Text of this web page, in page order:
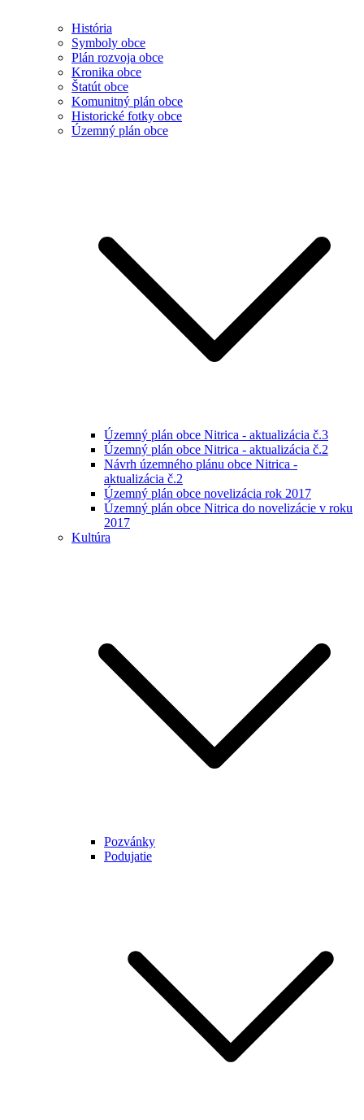
História
Symboly obce
Plán rozvoja obce
Kronika obce
Štatút obce
Komunitný plán obce
Historické fotky obce
Územný plán obce
Územný plán obce Nitrica - aktualizácia č.3
Územný plán obce Nitrica - aktualizácia č.2
Návrh územného plánu obce Nitrica -
aktualizácia č.2
Územný plán obce novelizácia rok 2017
Územný plán obce Nitrica do novelizácie v roku
2017
Kultúra
Pozvánky
Podujatie